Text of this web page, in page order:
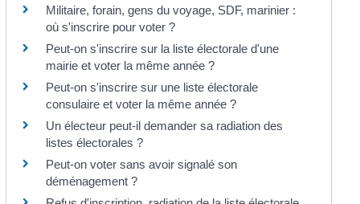
Militaire, forain, gens du voyage, SDF, marinier :
où s'inscrire pour voter ?
Peut-on s'inscrire sur la liste électorale d'une
mairie et voter la même année ?
Peut-on s'inscrire sur une liste électorale
consulaire et voter la même année ?
Un électeur peut-il demander sa radiation des
listes électorales ?
Peut-on voter sans avoir signalé son
déménagement ?